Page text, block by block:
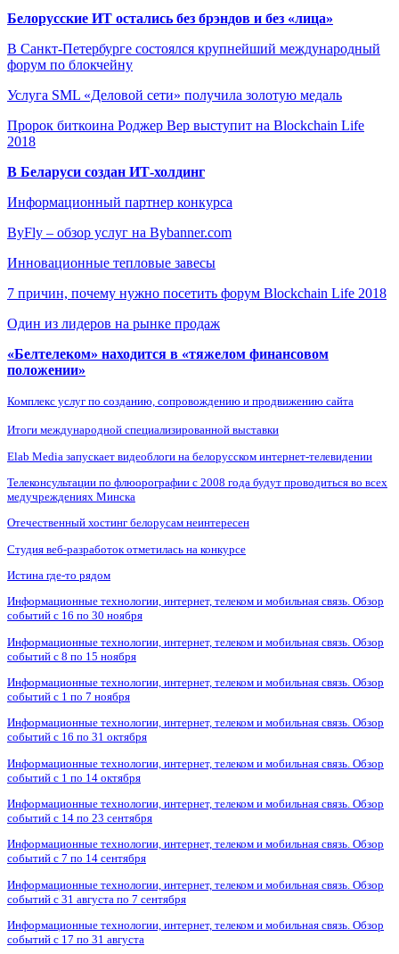
Белорусские ИТ остались без брэндов и без «лица»
В Санкт-Петербурге состоялся крупнейший международный
форум по блокчейну
Услуга SML «Деловой сети» получила золотую медаль
Пророк биткоина Роджер Вер выступит на Blockchain Life
2018
В Беларуси создан ИТ-холдинг
Информационный партнер конкурса
ByFly – обзор услуг на Bybanner.com
Инновационные тепловые завесы
7 причин, почему нужно посетить форум Blockchain Life 2018
Один из лидеров на рынке продаж
«Белтелеком» находится в «тяжелом финансовом
положении»
Комплекс услуг по созданию, сопровождению и продвижению сайта
Итоги международной специализированной выставки
Elab Media запускает видеоблоги на белорусском интернет-телевидении
Телеконсультации по флюорографии с 2008 года будут проводиться во всех
медучреждениях Минска
Отечественный хостинг белорусам неинтересен
Студия веб-разработок отметилась на конкурсе
Истина где-то рядом
Информационные технологии, интернет, телеком и мобильная связь. Обзор
событий с 16 по 30 ноября
Информационные технологии, интернет, телеком и мобильная связь. Обзор
событий с 8 по 15 ноября
Информационные технологии, интернет, телеком и мобильная связь. Обзор
событий с 1 по 7 ноября
Информационные технологии, интернет, телеком и мобильная связь. Обзор
событий с 16 по 31 октября
Информационные технологии, интернет, телеком и мобильная связь. Обзор
событий с 1 по 14 октября
Информационные технологии, интернет, телеком и мобильная связь. Обзор
событий с 14 по 23 сентября
Информационные технологии, интернет, телеком и мобильная связь. Обзор
событий с 7 по 14 сентября
Информационные технологии, интернет, телеком и мобильная связь. Обзор
событий с 31 августа по 7 сентября
Информационные технологии, интернет, телеком и мобильная связь. Обзор
событий с 17 по 31 августа